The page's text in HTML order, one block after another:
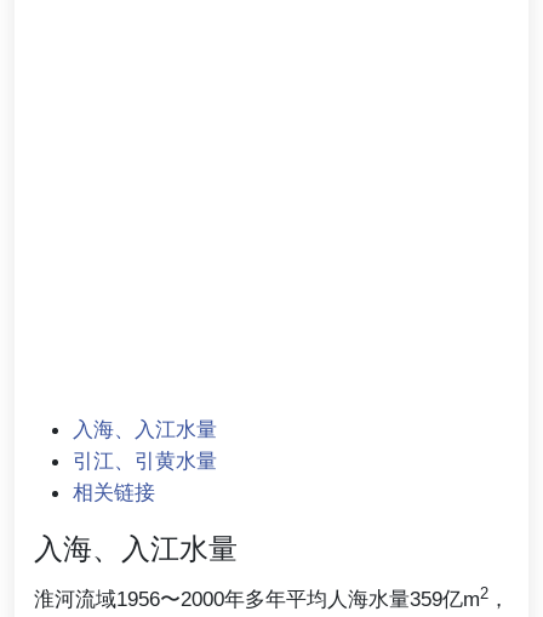
入海、入江水量
引江、引黄水量
相关链接
入海、入江水量
淮河流域1956〜2000年多年平均人海水量359亿m2 ，